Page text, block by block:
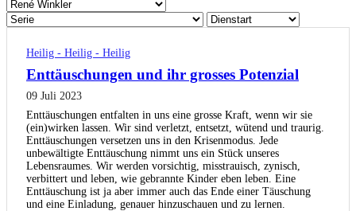
Heilig - Heilig - Heilig
Enttäuschungen und ihr grosses Potenzial
09 Juli 2023
Enttäuschungen entfalten in uns eine grosse Kraft, wenn wir sie
(ein)wirken lassen. Wir sind verletzt, entsetzt, wütend und traurig.
Enttäuschungen versetzen uns in den Krisenmodus. Jede
unbewältigte Enttäuschung nimmt uns ein Stück unseres
Lebensraumes. Wir werden vorsichtig, misstrauisch, zynisch,
verbittert und leben, wie gebrannte Kinder eben leben. Eine
Enttäuschung ist ja aber immer auch das Ende einer Täuschung
und eine Einladung, genauer hinzuschauen und zu lernen.